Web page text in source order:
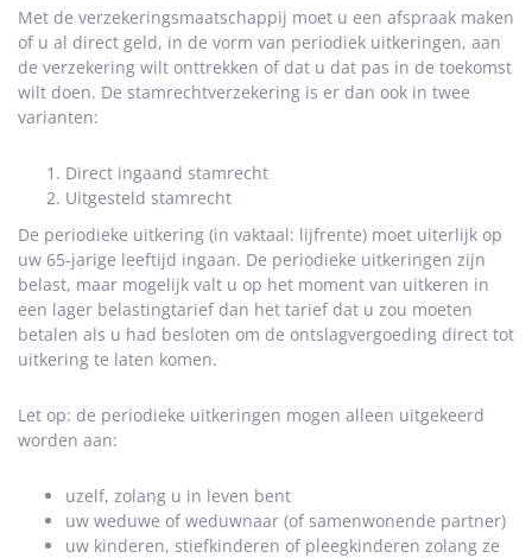
Met de verzekeringsmaatschappij moet u een afspraak maken
of u al direct geld, in de vorm van periodiek uitkeringen, aan
de verzekering wilt onttrekken of dat u dat pas in de toekomst
wilt doen. De stamrechtverzekering is er dan ook in twee
varianten:
Direct ingaand stamrecht
Uitgesteld stamrecht
De periodieke uitkering (in vaktaal: lijfrente) moet uiterlijk op
uw 65-jarige leeftijd ingaan. De periodieke uitkeringen zijn
belast, maar mogelijk valt u op het moment van uitkeren in
een lager belastingtarief dan het tarief dat u zou moeten
betalen als u had besloten om de ontslagvergoeding direct tot
uitkering te laten komen.
Let op: de periodieke uitkeringen mogen alleen uitgekeerd
worden aan:
uzelf, zolang u in leven bent
uw weduwe of weduwnaar (of samenwonende partner)
uw kinderen, stiefkinderen of pleegkinderen zolang ze